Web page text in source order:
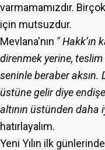
varmamamızdır.
için mutsuzdur.
Mevlana'nın " Hakk’ın
direnmek yerine,
seninle beraber aksın.
üstüne gelir diye
altının üstünden daha
hatırlayalım.
Yeni Yılın ilk